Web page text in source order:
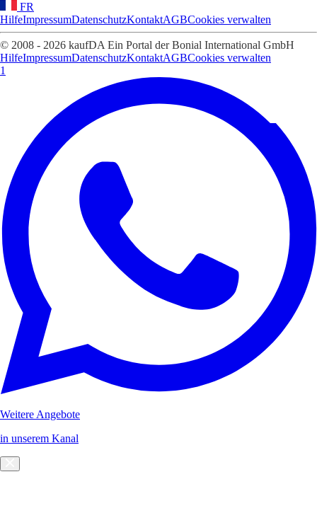
FR
HilfeImpressumDatenschutzKontaktAGBCookies verwalten
© 2008 - 2026 kaufDA Ein Portal der Bonial International GmbH
HilfeImpressumDatenschutzKontaktAGBCookies verwalten
1
Weitere Angebote
in unserem Kanal